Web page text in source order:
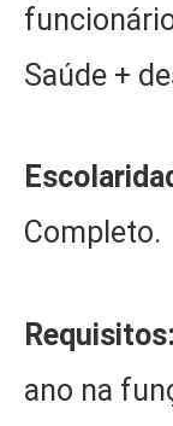
Saúde +
Completo.
Requisitos:
ano na